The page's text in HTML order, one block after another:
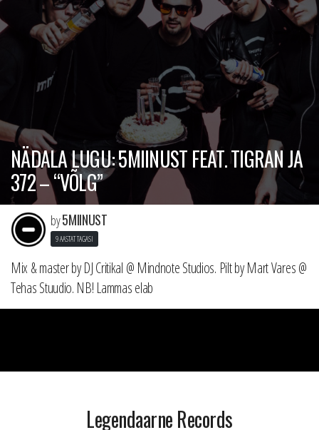
NÄDALA LUGU: 5MIINUST FEAT. TIGRAN JA
372 – “VÕLG”
by5MIINUST
9 AASTAT TAGASI
Mix & master by DJ Critikal @ Mindnote Studios. Pilt by Mart Vares @
Tehas Stuudio. NB! Lammas elab
Legendaarne Records